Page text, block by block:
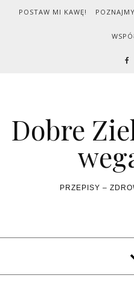
Skip to content
POSTAW MI KAWĘ!
Dobre
PRZEPISY –